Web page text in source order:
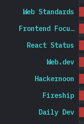
Daily Dev
Fireship
Hackernoon
Web.dev
React Status
Frontend Focu…
Web Standards